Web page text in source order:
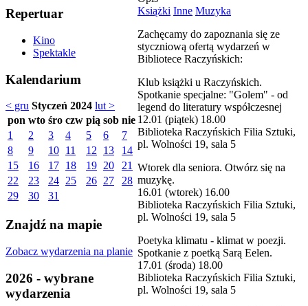
Repertuar
Kino
Spektakle
Kalendarium
< gru Styczeń 2024 lut >
pon wto śro czw pią sob nie
1
2 3 4 5 6
7
8
9 10 11 12 13
14
15
16 17 18 19 20
21
22
23 24 25 26 27
28
29
30 31
Znajdź na mapie
Zobacz wydarzenia na planie
2026 - wybrane
wydarzenia
Książki Inne Muzyka
Zachęcamy do zapoznania się ze
styczniową ofertą wydarzeń w
Bibliotece Raczyńskich:
Klub książki u Raczyńskich.
Spotkanie specjalne: "Golem" - od
legend do literatury współczesnej
12.01 (piątek) 18.00
Biblioteka Raczyńskich Filia Sztuki,
pl. Wolności 19, sala 5
Wtorek dla seniora. Otwórz się na
muzykę.
16.01 (wtorek) 16.00
Biblioteka Raczyńskich Filia Sztuki,
pl. Wolności 19, sala 5
Poetyka klimatu - klimat w poezji.
Spotkanie z poetką Sarą Eelen.
17.01 (środa) 18.00
Biblioteka Raczyńskich Filia Sztuki,
pl. Wolności 19, sala 5